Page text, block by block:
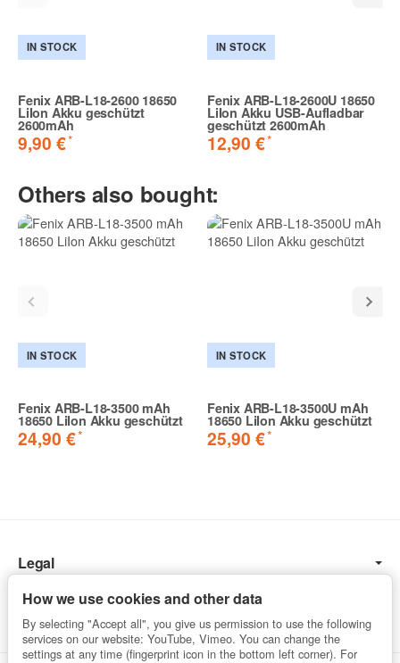
IN STOCK
Fenix ARB-L18-2600 18650
LiIon Akku geschützt
2600mAh
9,90 €*
IN STOCK
Fenix ARB-L18-2600U 18650
LiIon Akku USB-Aufladbar
geschützt 2600mAh
12,90 €*
Others also bought:
IN STOCK
Fenix ARB-L18-3500 mAh
18650 LiIon Akku geschützt
24,90 €*
IN STOCK
Fenix ARB-L18-3500U mAh
18650 LiIon Akku geschützt
25,90 €*
Legal
Information
How we use cookies and other data
By selecting "Accept all", you give us permission to use the following
services on our website: YouTube, Vimeo. You can change the
settings at any time (fingerprint icon in the bottom left corner). For